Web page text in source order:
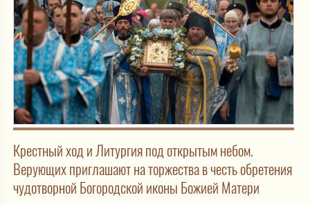
Крестный ход и Литургия под открытым небом.
Верующих приглашают на торжества в честь обретения
чудотворной Богородской иконы Божией Матери